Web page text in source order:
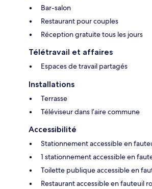
Bar-salon
Restaurant pour couples
Réception gratuite tous les jours
Télétravail et affaires
Espaces de travail partagés
Installations
Terrasse
Téléviseur dans l’aire commune
Accessibilité
Stationnement accessible en
1 stationnement accessible en
Toilette publique accessible en
Restaurant accessible en fauteuil